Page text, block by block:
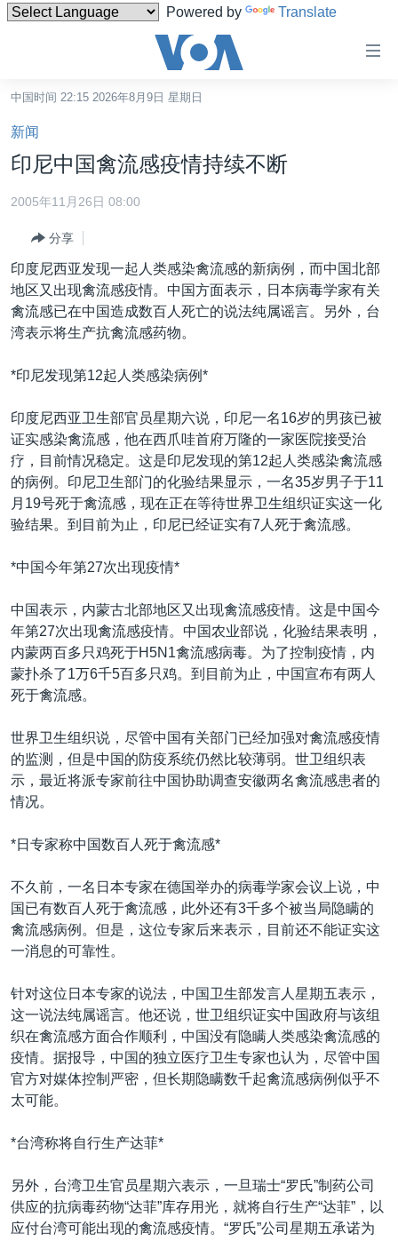
Powered by Translate
碍
链
接
跳
转
容
跳
到
航
转
到
检
港澳
国际
最新国际新闻
印太
中东
非洲
美洲
全球议题
分类新闻
经济·金融·贸易
人权·法律·宗教
军事
劳工
环境
美中关系
热点专题
国会报道
美中关系
美国建国250周年
埃博拉疫情
美国之音专访
台海两岸关系
南中国海争端
关注西藏
GEN Z 看美国
VOA今日焦点
中文广播
关注我们
其他语言网站
中国时间 22:15 2026年8月9日 星期日
新闻
印尼中国禽流感疫情持续不断
2005年11月26日 08:00
分享
印度尼西亚发现一起人类感染禽流感的新病例，而中国北部
地区又出现禽流感疫情。中国方面表示，日本病毒学家有关
禽流感已在中国造成数百人死亡的说法纯属谣言。另外，台
湾表示将生产抗禽流感药物。
*印尼发现第12起人类感染病例*
印度尼西亚卫生部官员星期六说，印尼一名16岁的男孩已被
证实感染禽流感，他在西爪哇首府万隆的一家医院接受治
疗，目前情况稳定。这是印尼发现的第12起人类感染禽流感
的病例。印尼卫生部门的化验结果显示，一名35岁男子于11
月19号死于禽流感，现在正在等待世界卫生组织证实这一化
验结果。到目前为止，印尼已经证实有7人死于禽流感。
*中国今年第27次出现疫情*
中国表示，内蒙古北部地区又出现禽流感疫情。这是中国今
年第27次出现禽流感疫情。中国农业部说，化验结果表明，
内蒙两百多只鸡死于H5N1禽流感病毒。为了控制疫情，内
蒙扑杀了1万6千5百多只鸡。到目前为止，中国宣布有两人
死于禽流感。
世界卫生组织说，尽管中国有关部门已经加强对禽流感疫情
的监测，但是中国的防疫系统仍然比较薄弱。世卫组织表
示，最近将派专家前往中国协助调查安徽两名禽流感患者的
情况。
*日专家称中国数百人死于禽流感*
不久前，一名日本专家在德国举办的病毒学家会议上说，中
国已有数百人死于禽流感，此外还有3千多个被当局隐瞒的
禽流感病例。但是，这位专家后来表示，目前还不能证实这
一消息的可靠性。
针对这位日本专家的说法，中国卫生部发言人星期五表示，
这一说法纯属谣言。他还说，世卫组织证实中国政府与该组
织在禽流感方面合作顺利，中国没有隐瞒人类感染禽流感的
疫情。据报导，中国的独立医疗卫生专家也认为，尽管中国
官方对媒体控制严密，但长期隐瞒数千起禽流感病例似乎不
太可能。
*台湾称将自行生产达菲*
另外，台湾卫生官员星期六表示，一旦瑞士“罗氏”制药公司
供应的抗病毒药物“达菲”库存用光，就将自行生产“达菲”，以
应付台湾可能出现的禽流感疫情。“罗氏”公司星期五承诺为